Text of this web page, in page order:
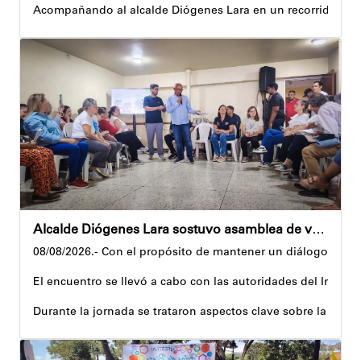
Acompañando al alcalde Diógenes Lara en un recorrido,
Al respecto, señaló dos espacios permanentes habilitados
Precisamente, el Plan Vacacional Venezuela RÍE 2026
Andyvell Román
Alcalde Diógenes Lara sostuvo asamblea de vecinos con juntas de condominio de Palo Verde
08/08/2026.- Con el propósito de mantener un diálogo
El encuentro se llevó a cabo con las autoridades del
Durante la jornada se trataron aspectos clave sobre la
El alcalde tomó nota de las quejas, sugerencias y